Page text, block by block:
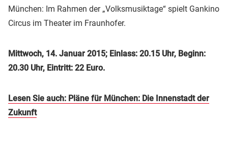
München: Im Rahmen der „Volksmusiktage“ spielt Gankino
Circus im Theater im Fraunhofer.
Mittwoch, 14. Januar 2015; Einlass: 20.15 Uhr, Beginn:
20.30 Uhr, Eintritt: 22 Euro.
Lesen Sie auch: Pläne für München: Die Innenstadt der
Zukunft